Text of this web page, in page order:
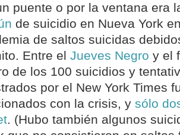
puente o por la ventana era
de suicidio en Nueva York
de saltos suicidas
Entre el Jueves Negro y el
de los 100 suicidios y
por el New York Times
con la crisis, y sólo
. (Hubo también algunos